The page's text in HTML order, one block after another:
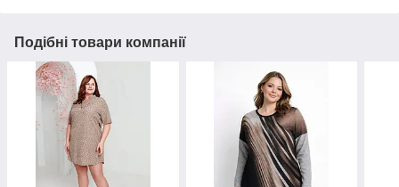
Подібні товари компанії